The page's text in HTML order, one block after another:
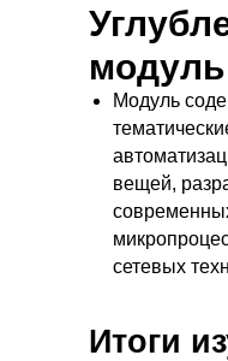
модуль
Модуль
вещей,
сетевых
Итоги